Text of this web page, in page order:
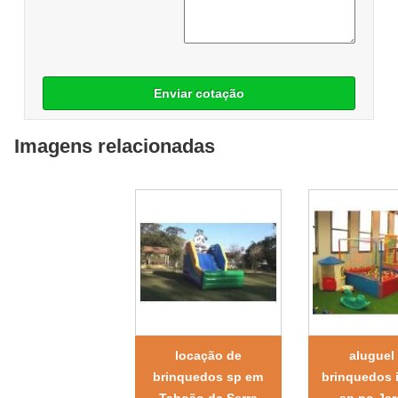
Enviar cotação
Imagens relacionadas
locação de
brinquedos sp em
aluguel
brinquedos